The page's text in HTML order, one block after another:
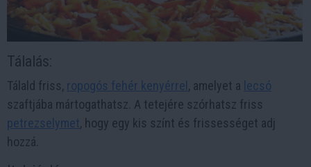
Tálalás:
Tálald friss, ropogós fehér kenyérrel, amelyet a lecsó
szaftjába mártogathatsz. A tetejére szórhatsz friss
petrezselymet, hogy egy kis színt és frissességet adj
hozzá.